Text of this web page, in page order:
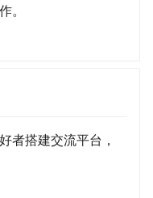
。
者搭建交流平台，